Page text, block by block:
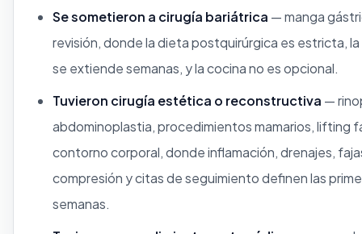
Se sometieron a cirugía bariátrica — manga
revisión, donde la dieta postquirúrgica es estricta,
se extiende semanas, y la cocina no es opcional.
Tuvieron cirugía estética o reconstructiva —
abdominoplastia, procedimientos mamarios, lifting
contorno corporal, donde inflamación, drenajes,
compresión y citas de seguimiento definen las
semanas.